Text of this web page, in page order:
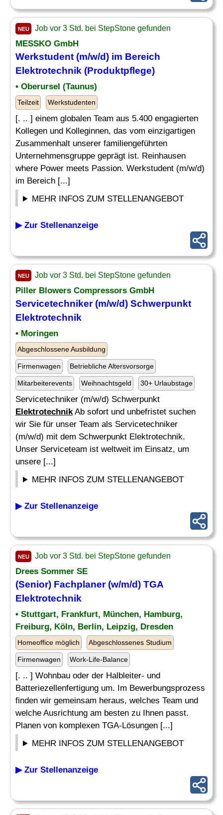
NEU Job vor 3 Std. bei StepStone gefunden
MESSKO GmbH
Werkstudent (m/w/d) im Bereich
Elektrotechnik (Produktpflege)
• Oberursel (Taunus)
Teilzeit Werkstudenten
[. .. ] einem globalen Team aus 5.400 engagierten
Kollegen und Kolleginnen, das vom einzigartigen
Zusammenhalt unserer familiengeführten
Unternehmensgruppe geprägt ist. Reinhausen
where Power meets Passion. Werkstudent (m/w/d)
im Bereich [...]
MEHR INFOS ZUM STELLENANGEBOT
▶ Zur Stellenanzeige
NEU Job vor 3 Std. bei StepStone gefunden
Piller Blowers Compressors GmbH
Servicetechniker (m/w/d) Schwerpunkt
Elektrotechnik
• Moringen
Abgeschlossene Ausbildung
Firmenwagen Betriebliche Altersvorsorge
Mitarbeiterevents Weihnachtsgeld 30+ Urlaubstage
Servicetechniker (m/w/d) Schwerpunkt
ElektrotechnikAb sofort und unbefristet suchen
wir Sie für unser Team als Servicetechniker
(m/w/d) mit dem Schwerpunkt Elektrotechnik.
Unser Serviceteam ist weltweit im Einsatz, um
unsere [...]
MEHR INFOS ZUM STELLENANGEBOT
▶ Zur Stellenanzeige
NEU Job vor 3 Std. bei StepStone gefunden
Drees Sommer SE
(Senior) Fachplaner (w/m/d) TGA
Elektrotechnik
• Stuttgart, Frankfurt, München, Hamburg,
Freiburg, Köln, Berlin, Leipzig, Dresden
Homeoffice möglich Abgeschlossenes Studium
Firmenwagen Work-Life-Balance
[. .. ] Wohnbau oder der Halbleiter- und
Batteriezellenfertigung um. Im Bewerbungsprozess
finden wir gemeinsam heraus, welches Team und
welche Ausrichtung am besten zu Ihnen passt.
Planen von komplexen TGA-Lösungen [...]
MEHR INFOS ZUM STELLENANGEBOT
▶ Zur Stellenanzeige